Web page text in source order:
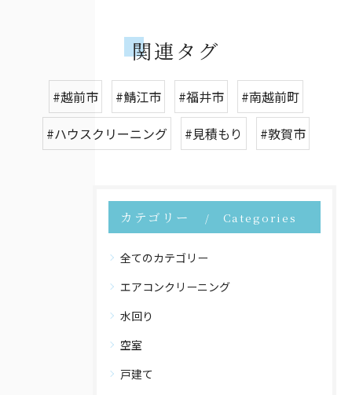
関連タグ
#越前市 #鯖江市 #福井市
#南越前町
#ハウスクリーニング
#見積もり #敦賀市
カテゴリー Categories
全てのカテゴリー
エアコンクリーニング
水回り
空室
戸建て